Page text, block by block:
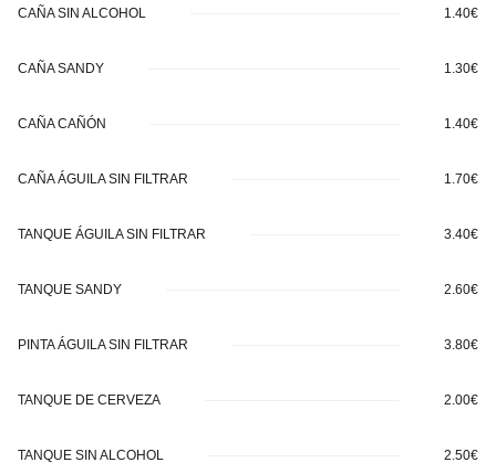
CAÑA SIN ALCOHOL 1.40€
CAÑA SANDY 1.30€
CAÑA CAÑÓN 1.40€
CAÑA ÁGUILA SIN FILTRAR 1.70€
TANQUE ÁGUILA SIN FILTRAR 3.40€
TANQUE SANDY 2.60€
PINTA ÁGUILA SIN FILTRAR 3.80€
TANQUE DE CERVEZA 2.00€
TANQUE SIN ALCOHOL 2.50€